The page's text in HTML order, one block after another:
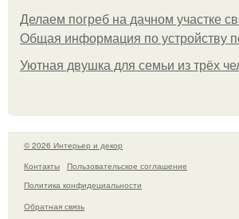
Делаем погреб на дачном участке
Общая информация по устройству
Уютная двушка для семьи из трёх
© 2026 Интерьер и декор
Контакты
Пользовательское соглашение
Политика конфидециальности
Обратная связь